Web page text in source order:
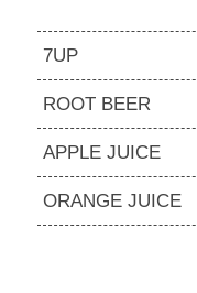
7UP
ROOT BEER
APPLE JUICE
ORANGE JUICE